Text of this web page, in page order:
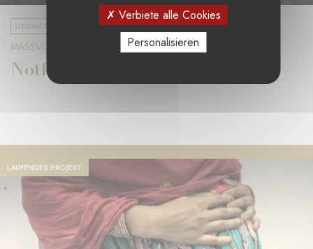
GESUNDHEIT UND FORSCHUNG
MASSVOLL STIFTUNG
Notfallprogramm im Jemen
LAUFENDES PROJEKT
Verbiete alle Cookies
Personalisieren